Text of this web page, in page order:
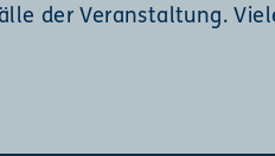
der Veranstaltung.